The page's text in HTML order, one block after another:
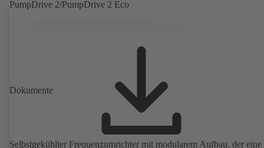
Ausführung erhältlich. Den Effizienzanforderungen der ErP
PumpDrive 2/PumpDrive 2 Eco
Dokumente
Selbstgekühlter Frequenzumrichter mit modularem Aufbau, der eine